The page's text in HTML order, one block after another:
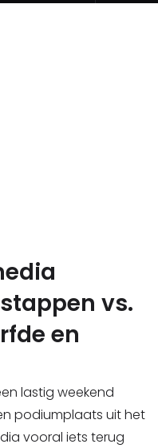
vs.
en
lastig weekend
podiumplaats uit het
vooral iets terug